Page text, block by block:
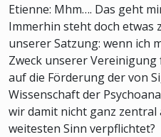
Etienne: Mhm…. Das geht
Immerhin steht doch etwas
unserer Satzung: wenn ich
Zweck unserer
auf die Förderung der von
Wissenschaft der
wir damit nicht ganz
weitesten Sinn verpflichtet?